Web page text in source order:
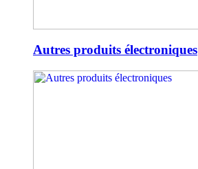
Autres produits électroniques